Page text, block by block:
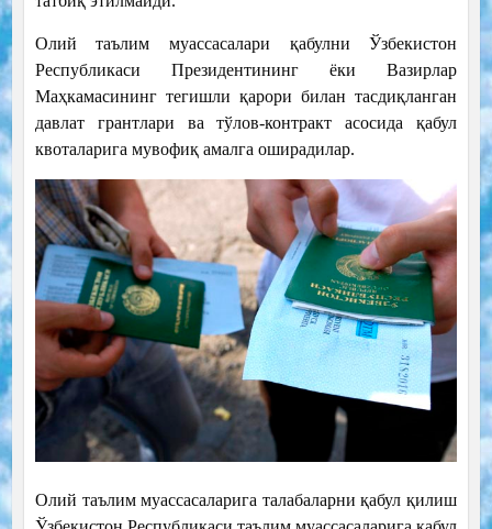
Олий таълим муассасалари қабулни Ўзбекистон
Республикаси Президентининг ёки Вазирлар
Маҳкамасининг тегишли қарори билан тасдиқланган
давлат грантлари ва тўлов-контракт асосида қабул
квоталарига мувофиқ амалга оширадилар.
Олий таълим муассасаларига талабаларни қабул қилиш